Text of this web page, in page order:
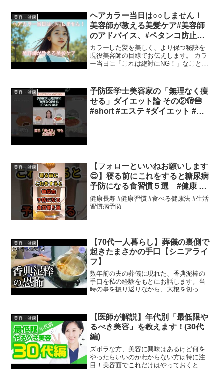
美容・健康
ヘアカラー当日は○○しません！
美容師が教える美髪ケア#美容師
のアドバイス、#ペタンコ防止、#
毛先潤いキープ、#タンパク質摂
取、#ビタミン補給、#カラー後に
やりがちな失敗、#濃い色をキー
カラーした髪を美しく、より保つ秘訣を
現役美容師の目線でお伝えします。 カラ
ー当日に「これは絶対にNG！」なことか
しょう！髪を染めたその日は絶対に濡ら
さないことが大切で...
美容・健康
予防医学士美容家の「無理なく痩
せる」ダイエット論 その②🫣🍔
#short #エステ #ダイエット #リ
美容・健康
【フォローといいねお願いします
😊】寝る前にこれをすると糖尿病
予防になる食習慣５選 #健康 #
雑学 #予防医学 #医療 #予防 #寝
る前 #夜 #糖尿病 #習慣
健康長寿 #健康習慣 #食べる健康法 #生活
習慣病予防
美容・健康
【70代一人暮らし】葬儀の裏側で
起きたまさかの手口【シニアライ
フ】
数年前の夫の葬儀に現れた、香典泥棒の
手口を私の経験をもとにお話します。当
時の事を振り返りながら、大根を切って
めまして、「さと」と申します。数年前
に夫に先立たれ、子供は独...
美容・健康
【医師が解説】年代別「最低限や
るべき美容」を教えます！(30代
編)
ズボラな方、美容に興味はあるけど何を
やったらいいのかわからない方は特に注
目！美容面でこれだけはやっておくと次